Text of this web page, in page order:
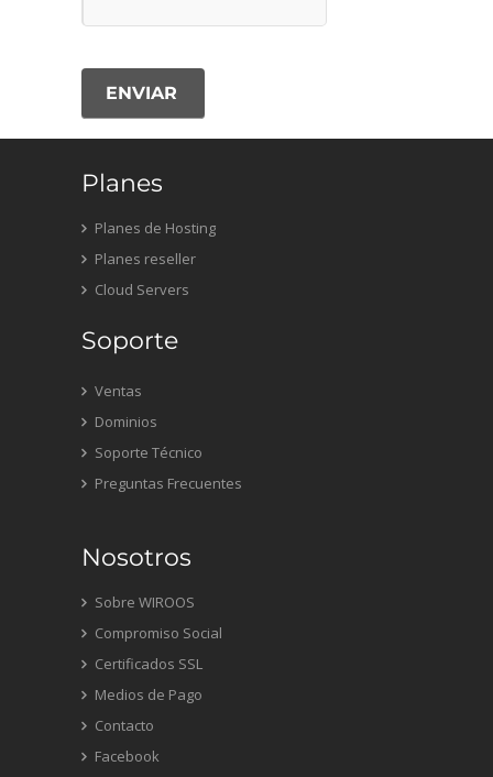
ENVIAR
Planes
Planes de Hosting
Planes reseller
Cloud Servers
Soporte
Ventas
Dominios
Soporte Técnico
Preguntas Frecuentes
Nosotros
Sobre WIROOS
Compromiso Social
Certificados SSL
Medios de Pago
Contacto
Facebook